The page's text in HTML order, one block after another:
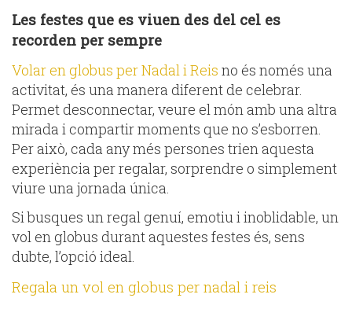
Les festes que es viuen des del cel es
recorden per sempre
Volar en globus per Nadal i Reis no és només una
activitat, és una manera diferent de celebrar.
Permet desconnectar, veure el món amb una altra
mirada i compartir moments que no s’esborren.
Per això, cada any més persones trien aquesta
experiència per regalar, sorprendre o simplement
viure una jornada única.
Si busques un regal genuí, emotiu i inoblidable, un
vol en globus durant aquestes festes és, sens
dubte, l’opció ideal.
Regala un vol en globus per nadal i reis